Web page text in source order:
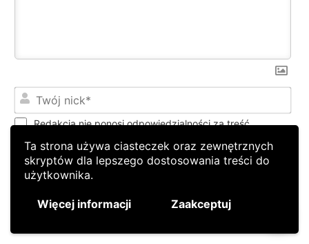
Ta strona używa ciasteczek oraz zewnętrznych
skryptów dla lepszego dostosowania treści do
użytkownika.
Więcej informacji Zaakceptuj